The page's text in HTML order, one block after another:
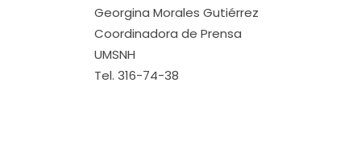
Georgina Morales Gutiérrez
Coordinadora de Prensa
UMSNH
Tel. 316-74-38